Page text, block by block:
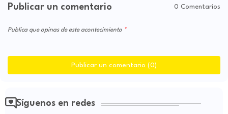
Publicar un comentario 0 Comentarios
Publica que opinas de este acontecimiento
Publicar un comentario (0)
Síguenos en redes